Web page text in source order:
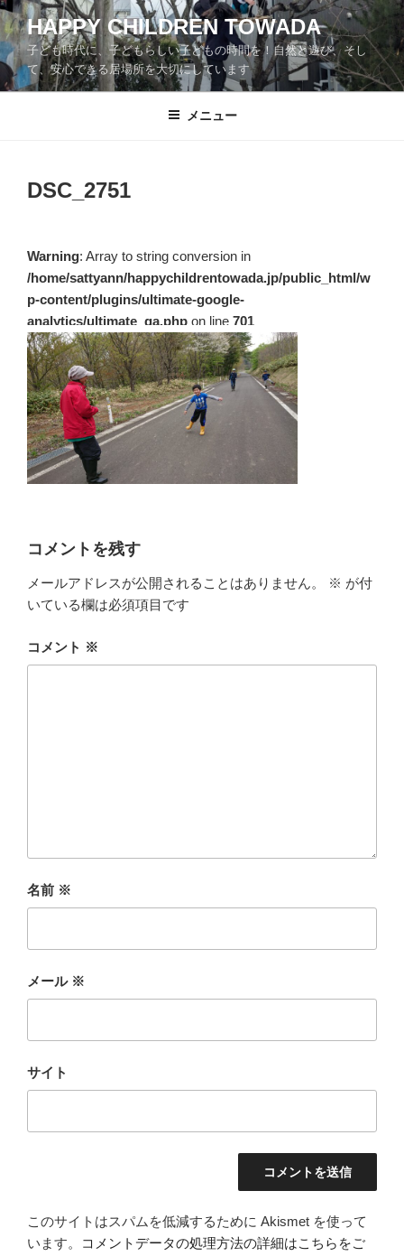
コ
ン
テ
ン
ツ
HAPPY CHILDREN TOWADA
子ども時代に、子どもらしい子どもの時間を！自然と遊び、そし
て、安心できる居場所を大切にしています
メニュー
DSC_2751
Warning: Array to string conversion in
/home/sattyann/happychildrentowada.jp/public_html/w
p-content/plugins/ultimate-google-
analytics/ultimate_ga.php on line 701
コメントを残す
メールアドレスが公開されることはありません。 ※ が付
いている欄は必須項目です
コメント ※
名前 ※
メール ※
サイト
このサイトはスパムを低減するために Akismet を使って
います。
コメントデータの処理方法の詳細はこちらをご